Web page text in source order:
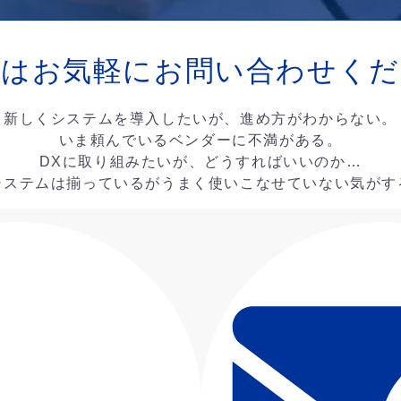
お気軽に お問い合わせく
新しくシステムを導入したいが、進め方がわからない。
いま頼んでいるベンダーに不満がある。
DXに取り組みたいが、どうすればいいのか…
ステムは揃っているがうまく使いこなせていない気がす